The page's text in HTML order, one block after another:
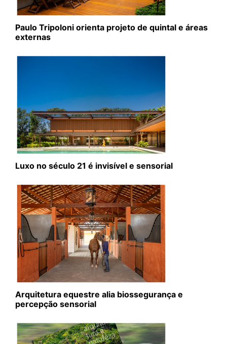
Paulo Tripoloni orienta projeto de quintal e áreas
externas
Luxo no século 21 é invisível e sensorial
Arquitetura equestre alia biossegurança e
percepção sensorial